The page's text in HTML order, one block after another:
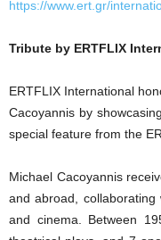
https://www.ert.gr/
Tribute by ERTFLIX
ERTFLIX International
Cacoyannis by
special feature from the
Michael Cacoyannis
and abroad,
and cinema. Between